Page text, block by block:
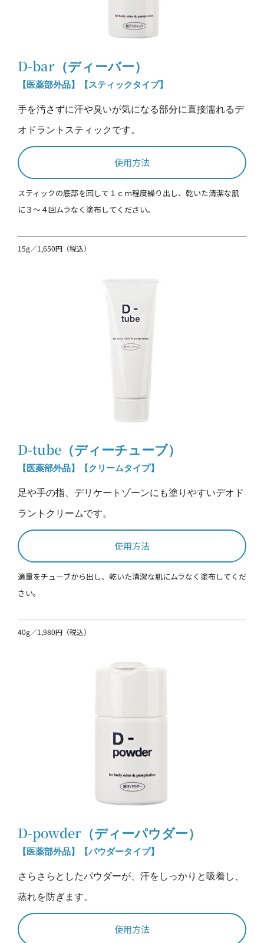
D-bar（ディーバー）
【医薬部外品】【スティックタイプ】
手を汚さずに汗や臭いが気になる部分に直接濡れるデ
オドラントスティックです。
使用方法
スティックの底部を回して１ｃｍ程度繰り出し、乾いた清潔な肌
に３～４回ムラなく塗布してください。
15g／1,650円（税込）
D-tube（ディーチューブ）
【医薬部外品】【クリームタイプ】
足や手の指、デリケートゾーンにも塗りやすいデオド
ラントクリームです。
使用方法
適量をチューブから出し、乾いた清潔な肌にムラなく塗布してくだ
さい。
40g／1,980円（税込）
D-powder（ディーパウダー）
【医薬部外品】【パウダータイプ】
さらさらとしたパウダーが、汗をしっかりと吸着し、
蒸れを防ぎます。
使用方法